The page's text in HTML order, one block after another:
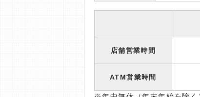
店舗営業時間
ATM営業時間